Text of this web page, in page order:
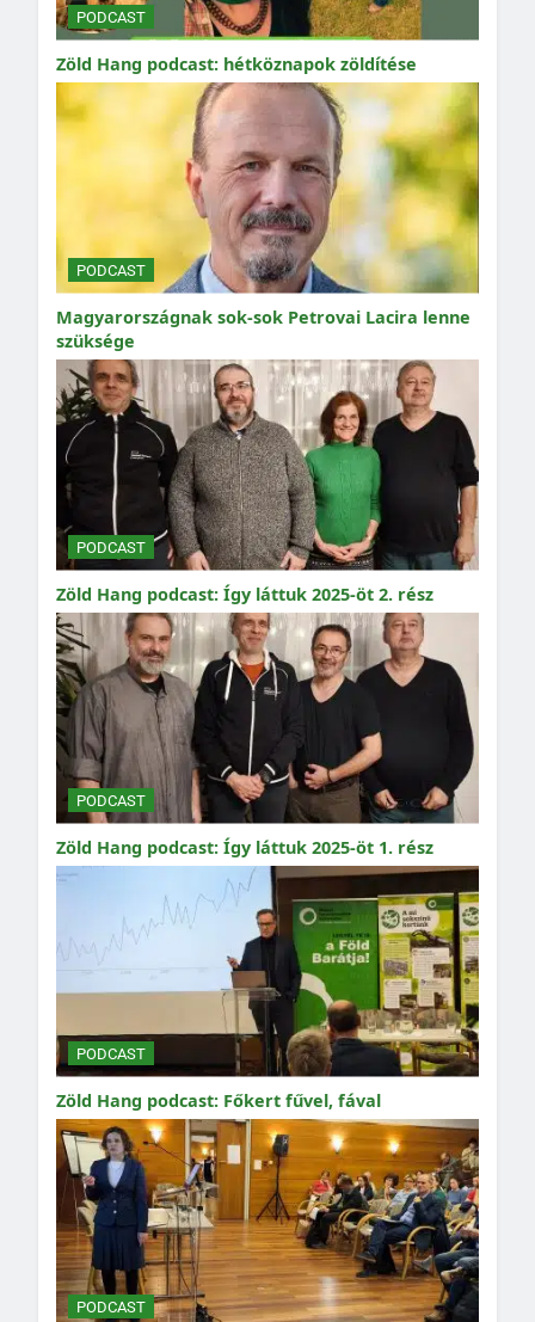
PODCAST
Zöld Hang podcast: hétköznapok zöldítése
PODCAST
Magyarországnak sok-sok Petrovai Lacira lenne
szüksége
PODCAST
Zöld Hang podcast: Így láttuk 2025-öt 2. rész
PODCAST
Zöld Hang podcast: Így láttuk 2025-öt 1. rész
PODCAST
Zöld Hang podcast: Főkert fűvel, fával
PODCAST